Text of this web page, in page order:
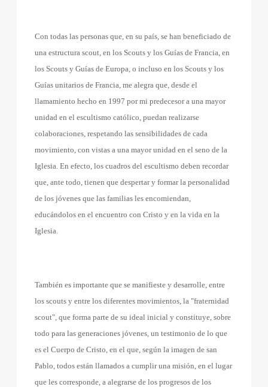
Con todas las personas que, en su país, se han beneficiado de
una estructura scout, en los Scouts y los Guías de Francia, en
los Scouts y Guías de Europa, o incluso en los Scouts y los
Guías unitarios de Francia, me alegra que, desde el
llamamiento hecho en 1997 por mi predecesor a una mayor
unidad en el escultismo católico, puedan realizarse
colaboraciones, respetando las sensibilidades de cada
movimiento, con vistas a una mayor unidad en el seno de la
Iglesia. En efecto, los cuadros del escultismo deben recordar
que, ante todo, tienen que despertar y formar la personalidad
de los jóvenes que las familias les encomiendan,
educándolos en el encuentro con Cristo y en la vida en la
Iglesia.
También es importante que se manifieste y desarrolle, entre
los scouts y entre los diferentes movimientos, la "fraternidad
scout", que forma parte de su ideal inicial y constituye, sobre
todo para las generaciones jóvenes, un testimonio de lo que
es el Cuerpo de Cristo, en el que, según la imagen de san
Pablo, todos están llamados a cumplir una misión, en el lugar
que les corresponde, a alegrarse de los progresos de los